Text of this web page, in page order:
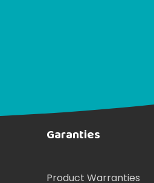
Garanties
Product Warranties